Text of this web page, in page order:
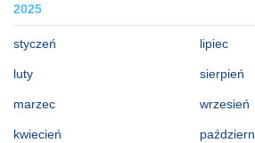
2025
styczeń
luty
marzec
kwiecień
lipiec
sierpień
wrzesień